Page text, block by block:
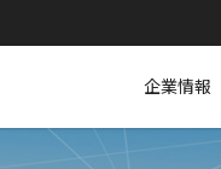
企業情報